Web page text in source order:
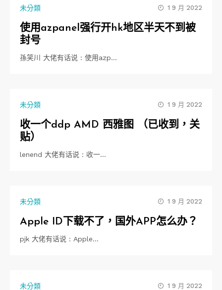
未分類 1 9 月 2022
使用azpanel强行开hk地区半天不到被
封号
孫笑川 大佬有话说 : 使用azp…
未分類 1 9 月 2022
收一个ddp AMD 西雅图 （已收到，关
贴）
lenend 大佬有话说 : 收一…
未分類 1 9 月 2022
Apple ID下载不了，国外APP怎么办？
pjk 大佬有话说 : Apple…
未分類 1 9 月 2022